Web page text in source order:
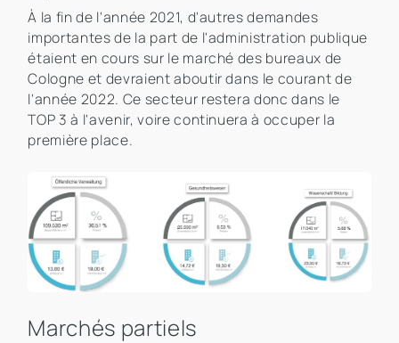
À la fin de l'année 2021, d'autres demandes
importantes de la part de l'administration publique
étaient en cours sur le marché des bureaux de
Cologne et devraient aboutir dans le courant de
l'année 2022. Ce secteur restera donc dans le
TOP 3 à l'avenir, voire continuera à occuper la
première place.
Marchés partiels